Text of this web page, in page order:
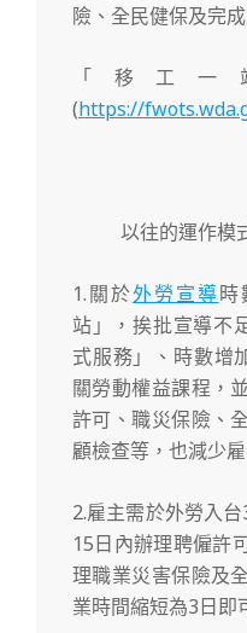
險、全民健保及完
「移工一
(https://
以往的運作模
1.關於外勞宣導時
站」，挨批宣導不
式服務」、時數增
關勞動權益課程，
許可、職災保險、
顧檢查等，也減少
2.雇主需於外勞入
15日內辦理聘僱許
理職業災害保險及
業時間縮短為3日即